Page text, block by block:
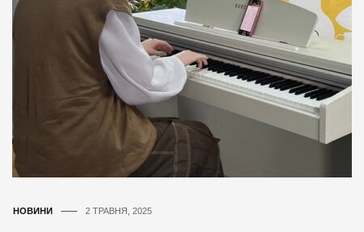
НОВИНИ 2 ТРАВНЯ, 2025